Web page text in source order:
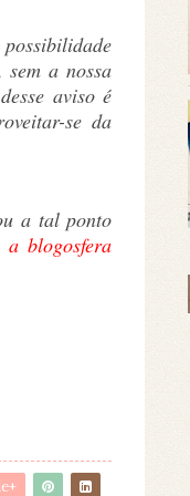
a nossa
aviso é
se da
a tal ponto
blogosfera